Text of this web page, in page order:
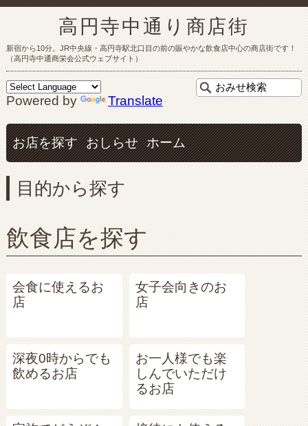
高円寺中通り商店街
新宿から10分。JR中央線・高円寺駅北口目の前の賑やかな飲食店中心の商店街です！
（高円寺中通商栄会公式ウェブサイト）
Powered by Translate
お店を探す おしらせ ホーム
目的から探す
飲食店を探す
会食に使えるお
店
女子会向きのお
店
深夜0時からでも
飲めるお店
お一人様でも楽
しんでいただけ
るお店